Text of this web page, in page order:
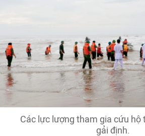
Các lực lượng tham gia cứu hộ
gải định.